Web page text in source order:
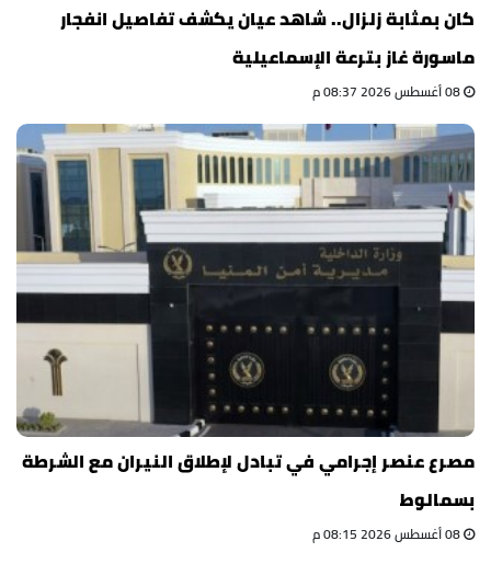
كان بمثابة زلزال.. شاهد عيان يكشف تفاصيل انفجار
ماسورة غاز بترعة الإسماعيلية
مصرع عنصر إجرامي في تبادل لإطلاق النيران مع الشرطة
بسمالوط